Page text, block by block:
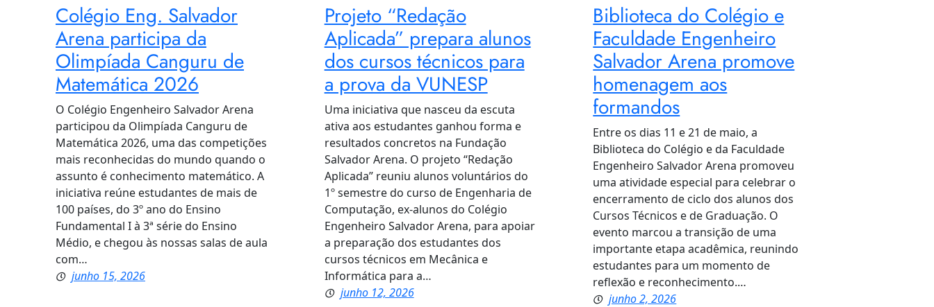
Colégio Eng. Salvador
Arena participa da
Olimpíada Canguru de
Matemática 2026
O Colégio Engenheiro Salvador Arena
participou da Olimpíada Canguru de
Matemática 2026, uma das competições
mais reconhecidas do mundo quando o
assunto é conhecimento matemático. A
iniciativa reúne estudantes de mais de
100 países, do 3º ano do Ensino
Fundamental I à 3ª série do Ensino
Médio, e chegou às nossas salas de aula
com…
junho 15, 2026
Projeto “Redação
Aplicada” prepara alunos
dos cursos técnicos para
a prova da VUNESP
Uma iniciativa que nasceu da escuta
ativa aos estudantes ganhou forma e
resultados concretos na Fundação
Salvador Arena. O projeto “Redação
Aplicada” reuniu alunos voluntários do
1º semestre do curso de Engenharia de
Computação, ex-alunos do Colégio
Engenheiro Salvador Arena, para apoiar
a preparação dos estudantes dos
cursos técnicos em Mecânica e
Informática para a…
junho 12, 2026
Biblioteca do Colégio e
Faculdade Engenheiro
Salvador Arena promove
homenagem aos
formandos
Entre os dias 11 e 21 de maio, a
Biblioteca do Colégio e da Faculdade
Engenheiro Salvador Arena promoveu
uma atividade especial para celebrar o
encerramento de ciclo dos alunos dos
Cursos Técnicos e de Graduação. O
evento marcou a transição de uma
importante etapa acadêmica, reunindo
estudantes para um momento de
reflexão e reconhecimento.…
junho 2, 2026